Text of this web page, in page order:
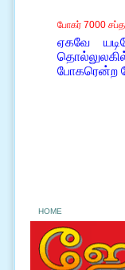
போகர் 7000
ஏகவே
போகரென்ற
HOME